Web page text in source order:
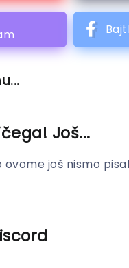
Još...
ovome još nismo